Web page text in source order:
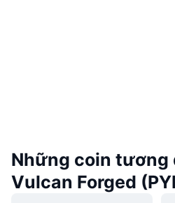
Những coin tương
Vulcan Forged